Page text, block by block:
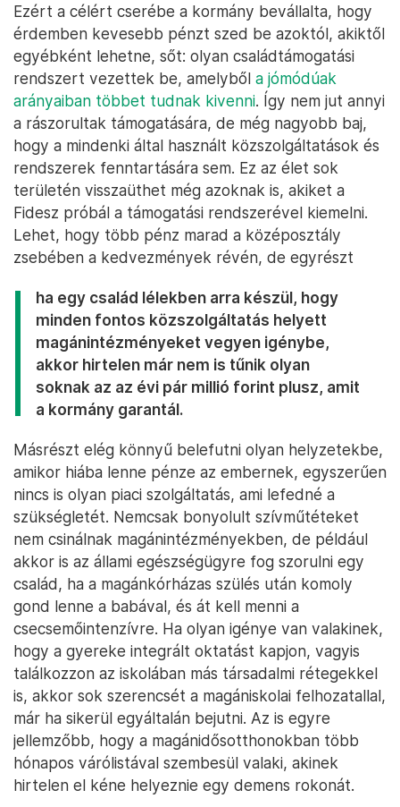
Ezért a célért cserébe a kormány bevállalta, hogy
érdemben kevesebb pénzt szed be azoktól, akiktől
egyébként lehetne, sőt: olyan családtámogatási
rendszert vezettek be, amelyből a jómódúak
arányaiban többet tudnak kivenni. Így nem jut annyi
a rászorultak támogatására, de még nagyobb baj,
hogy a mindenki által használt közszolgáltatások és
rendszerek fenntartására sem. Ez az élet sok
területén visszaüthet még azoknak is, akiket a
Fidesz próbál a támogatási rendszerével kiemelni.
Lehet, hogy több pénz marad a középosztály
zsebében a kedvezmények révén, de egyrészt
ha egy család lélekben arra készül, hogy
minden fontos közszolgáltatás helyett
magánintézményeket vegyen igénybe,
akkor hirtelen már nem is tűnik olyan
soknak az az évi pár millió forint plusz, amit
a kormány garantál.
Másrészt elég könnyű belefutni olyan helyzetekbe,
amikor hiába lenne pénze az embernek, egyszerűen
nincs is olyan piaci szolgáltatás, ami lefedné a
szükségletét. Nemcsak bonyolult szívműtéteket
nem csinálnak magánintézményekben, de például
akkor is az állami egészségügyre fog szorulni egy
család, ha a magánkórházas szülés után komoly
gond lenne a babával, és át kell menni a
csecsemőintenzívre. Ha olyan igénye van valakinek,
hogy a gyereke integrált oktatást kapjon, vagyis
találkozzon az iskolában más társadalmi rétegekkel
is, akkor sok szerencsét a magániskolai felhozatallal,
már ha sikerül egyáltalán bejutni. Az is egyre
jellemzőbb, hogy a magánidősotthonokban több
hónapos várólistával szembesül valaki, akinek
hirtelen el kéne helyeznie egy demens rokonát.